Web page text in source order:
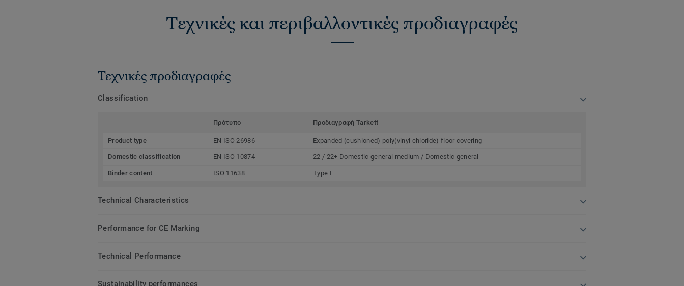
Τεχνικές και περιβαλλοντικές προδιαγραφές
Τεχνικές προδιαγραφές
Classification
Πρότυπο Προδιαγραφή Tarkett
Product type EN ISO 26986 Expanded (cushioned) poly(vinyl chloride) floor covering
Domestic classification EN ISO 10874 22 / 22+ Domestic general medium / Domestic general
Binder content ISO 11638 Type I
Technical Characteristics
Performance for CE Marking
Technical Performance
Sustainability performances